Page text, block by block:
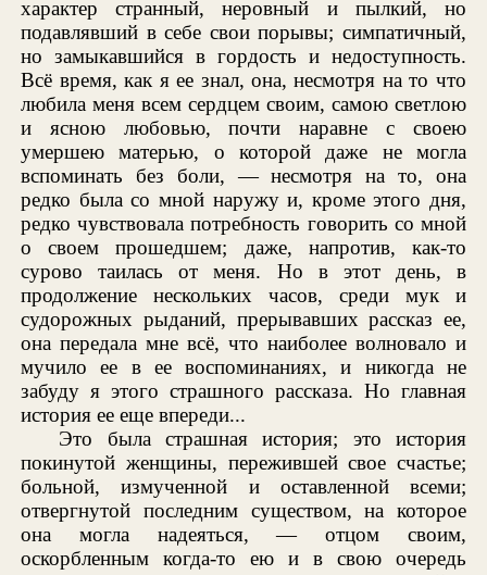
характер странный, неровный и пылкий, но
подавлявший в себе свои порывы; симпатичный,
но замыкавшийся в гордость и недоступность.
Всё время, как я ее знал, она, несмотря на то что
любила меня всем сердцем своим, самою светлою
и ясною любовью, почти наравне с своею
умершею матерью, о которой даже не могла
вспоминать без боли, — несмотря на то, она
редко была со мной наружу и, кроме этого дня,
редко чувствовала потребность говорить со мной
о своем прошедшем; даже, напротив, как-то
сурово таилась от меня. Но в этот день, в
продолжение нескольких часов, среди мук и
судорожных рыданий, прерывавших рассказ ее,
она передала мне всё, что наиболее волновало и
мучило ее в ее воспоминаниях, и никогда не
забуду я этого страшного рассказа. Но главная
история ее еще впереди...
Это была страшная история; это история
покинутой женщины, пережившей свое счастье;
больной, измученной и оставленной всеми;
отвергнутой последним существом, на которое
она могла надеяться, — отцом своим,
оскорбленным когда-то ею и в свою очередь